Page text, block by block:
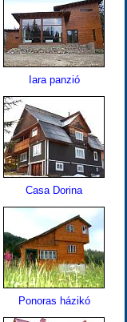
Iara panzió
Casa Dorina
Ponoras házikó